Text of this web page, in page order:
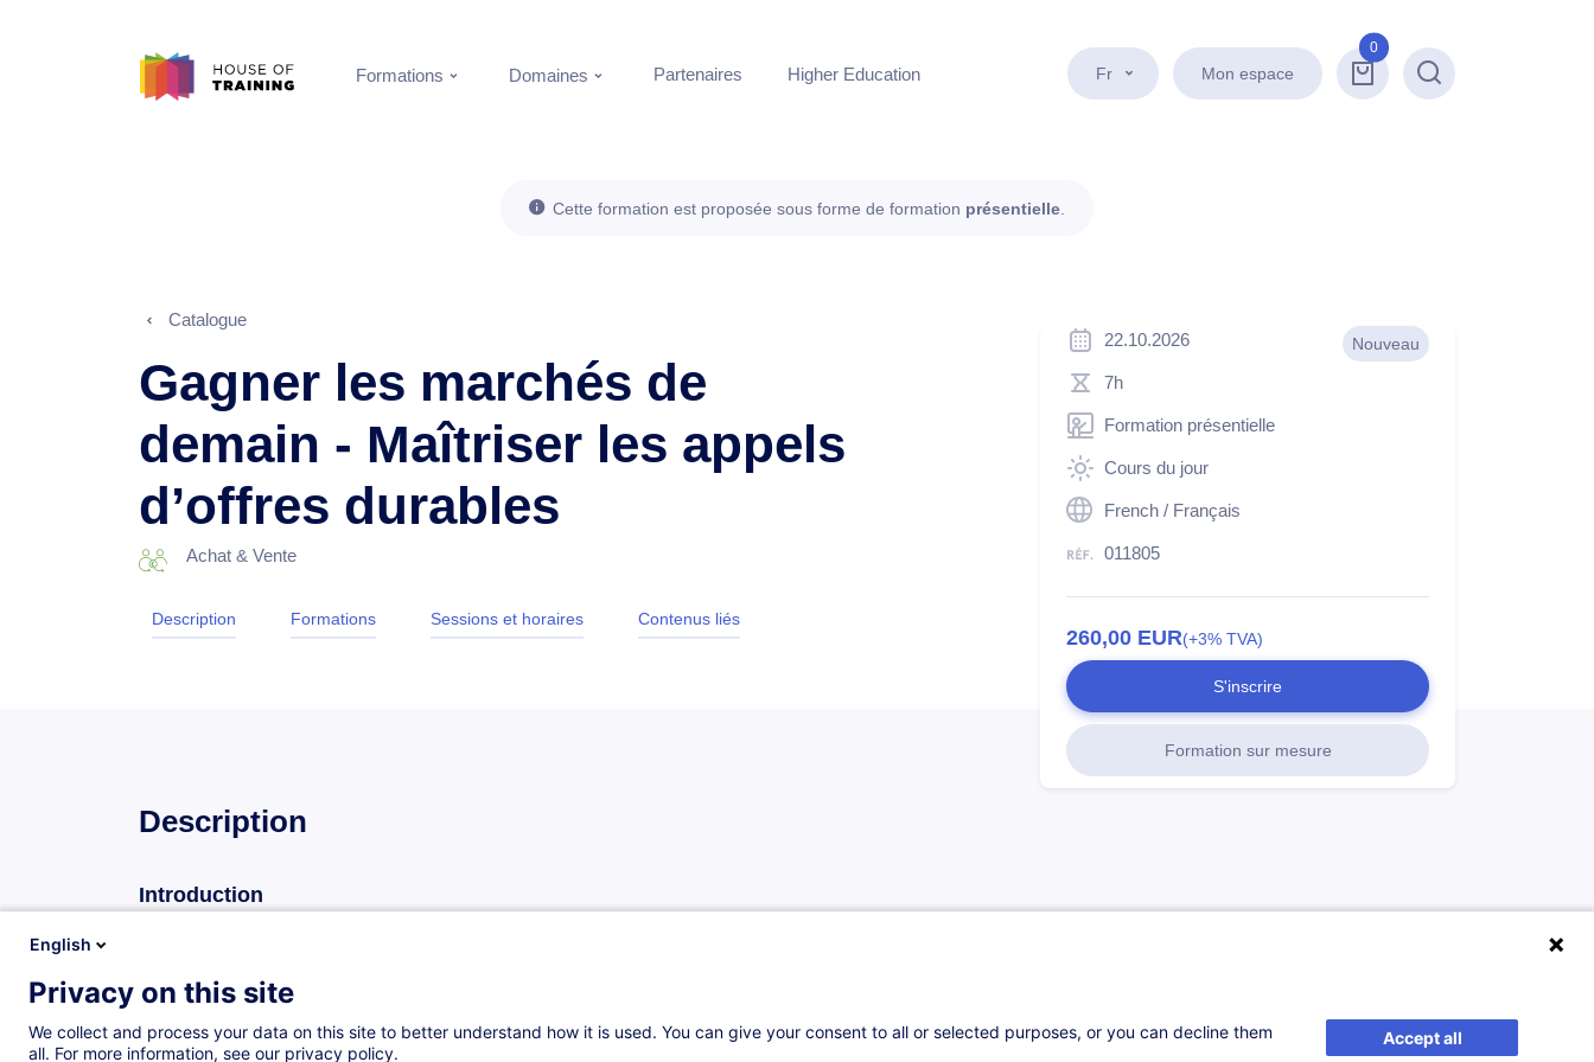
Fr Mon espace
0
Recherche
Formations Domaines Partenaires Higher Education
Cette formation est proposée sous forme de formation présentielle
Catalogue
Gagner les marchés de
demain - Maîtriser les appels
d’offres durables
Achat & Vente
Description Formations Sessions et horaires Contenus liés
Nouveau
22.10.2026
7h
Formation présentielle
Cours du jour
French / Français
011805
260,00 EUR(+3% TVA)
S'inscrire
Formation sur mesure
Description
Introduction
comprendre et intégrer les notions de durabilité dans vos propositions. Apprenez à valoriser vos
vos prochains marchés.
English
Privacy on this site
We collect and process your data on this site to better understand how it is used. You can give your consent to all or selected purposes, or you can decline them
all. For more information, see our privacy policy.
Accept all